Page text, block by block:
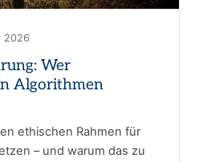
2026
Wer
Algorithmen
ethischen Rahmen für
– und warum das zu